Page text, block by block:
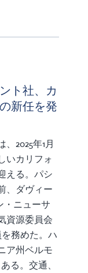
ト社、カ
新任を発
2025年1月
いカリフォ
える。パシ
、ダヴィー
・ニューサ
資源委員会
務めた。ハ
ア州ベルモ
る。交通、